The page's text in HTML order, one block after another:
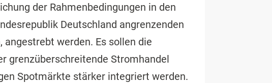
der Rahmenbedingungen in den
Deutschland angrenzenden
werden. Es sollen die
grenzüberschreitende Stromhandel
Spotmärkte stärker integriert werden.